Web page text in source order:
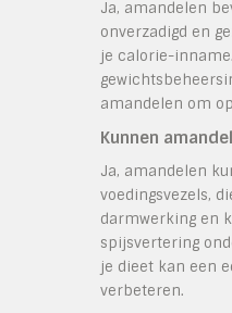
Ja, amandelen
onverzadigd en
je calorie-
amandelen om
Kunnen
Ja, amandelen
voedingsvezels,
darmwerking en
spijsvertering
je dieet kan een
verbeteren.